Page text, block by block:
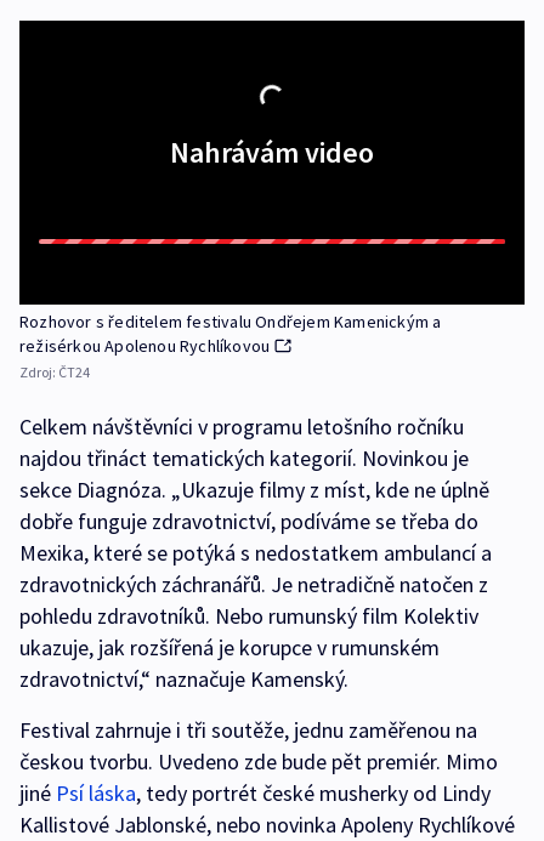
Nahrávám video
Rozhovor s ředitelem festivalu Ondřejem Kamenickým a
režisérkou Apolenou Rychlíkovou
Zdroj: ČT24
Celkem návštěvníci v programu letošního ročníku
najdou třináct tematických kategorií. Novinkou je
sekce Diagnóza. „Ukazuje filmy z míst, kde ne úplně
dobře funguje zdravotnictví, podíváme se třeba do
Mexika, které se potýká s nedostatkem ambulancí a
zdravotnických záchranářů. Je netradičně natočen z
pohledu zdravotníků. Nebo rumunský film Kolektiv
ukazuje, jak rozšířená je korupce v rumunském
zdravotnictví,“ naznačuje Kamenský.
Festival zahrnuje i tři soutěže, jednu zaměřenou na
českou tvorbu. Uvedeno zde bude pět premiér. Mimo
jiné Psí láska, tedy portrét české musherky od Lindy
Kallistové Jablonské, nebo novinka Apoleny Rychlíkové